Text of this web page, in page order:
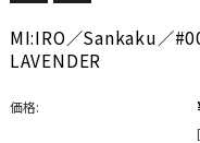
MI:IRO／Sankaku／
LAVENDER
価格: